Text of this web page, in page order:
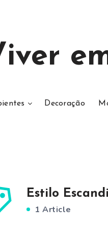
Decoração
Estilo
1 Article